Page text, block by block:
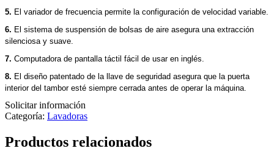
5. El variador de frecuencia permite la configuración de velocidad variable.
6. El sistema de suspensión de bolsas de aire asegura una extracción
silenciosa y suave.
7. Computadora de pantalla táctil fácil de usar en inglés.
8. El diseño patentado de la llave de seguridad asegura que la puerta
interior del tambor esté siempre cerrada antes de operar la máquina.
Solicitar información
Categoría: Lavadoras
Productos relacionados